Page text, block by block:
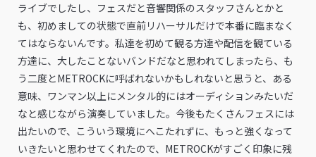
ライブでしたし、フェスだと音響関係のスタッフさんとかと
も、初めましての状態で直前リハーサルだけで本番に臨まなく
てはならないんです。私達を初めて観る方達や配信を観ている
方達に、大したことないバンドだなと思われてしまったら、も
う二度とMETROCKに呼ばれないかもしれないと思うと、ある
意味、ワンマン以上にメンタル的にはオーディションみたいだ
なと感じながら演奏していました。今後もたくさんフェスには
出たいので、こういう環境にへこたれずに、もっと強くなって
いきたいと思わせてくれたので、METROCKがすごく印象に残